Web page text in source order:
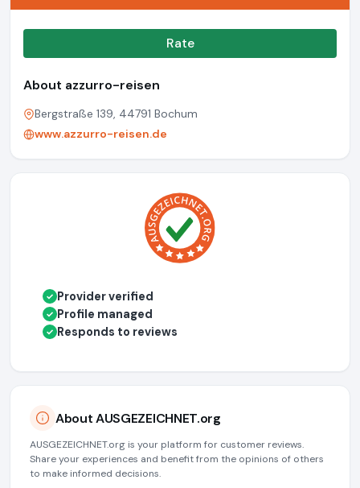
Rate
About azzurro-reisen
Bergstraße 139, 44791 Bochum
www.azzurro-reisen.de
✓ Provider verified
✓ Profile managed
✓ Responds to reviews
About AUSGEZEICHNET.org
AUSGEZEICHNET.org is your platform for customer reviews.
Share your experiences and benefit from the opinions of others
to make informed decisions.